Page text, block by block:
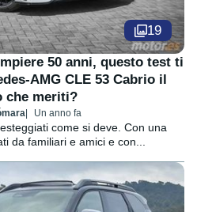
19
50 anni, questo test ti
AMG CLE 53 Cabrio il
che meriti?
Un anno fa
come si deve. Con una
da familiari e amici e con...